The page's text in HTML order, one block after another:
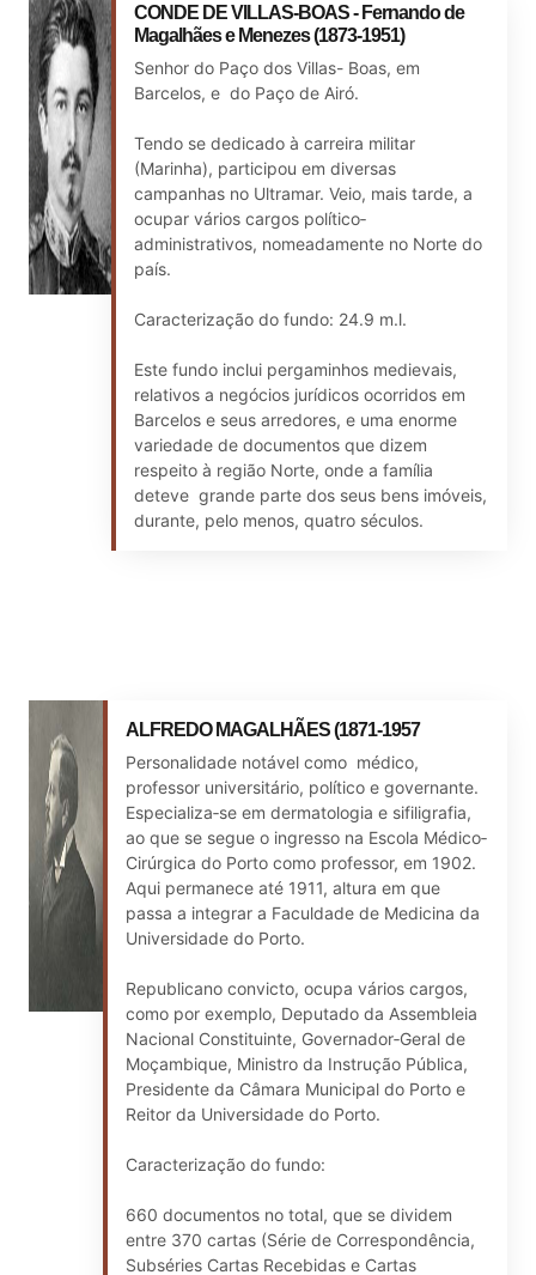
CONDE DE VILLAS-BOAS - Fernando de
Magalhães e Menezes (1873-1951)
Senhor do Paço dos Villas- Boas, em
Barcelos, e do Paço de Airó.
Tendo se dedicado à carreira militar
(Marinha), participou em diversas
campanhas no Ultramar. Veio, mais tarde, a
ocupar vários cargos político‐
administrativos, nomeadamente no Norte do
país.
Caracterização do fundo: 24.9 m.l.
Este fundo inclui pergaminhos medievais,
relativos a negócios jurídicos ocorridos em
Barcelos e seus arredores, e uma enorme
variedade de documentos que dizem
respeito à região Norte, onde a família
deteve grande parte dos seus bens imóveis,
durante, pelo menos, quatro séculos.
ALFREDO MAGALHÃES (1871-1957
Personalidade notável como médico,
professor universitário, político e governante.
Especializa‐se em dermatologia e sifiligrafia,
ao que se segue o ingresso na Escola Médico‐
Cirúrgica do Porto como professor, em 1902.
Aqui permanece até 1911, altura em que
passa a integrar a Faculdade de Medicina da
Universidade do Porto.
Republicano convicto, ocupa vários cargos,
como por exemplo, Deputado da Assembleia
Nacional Constituinte, Governador‐Geral de
Moçambique, Ministro da Instrução Pública,
Presidente da Câmara Municipal do Porto e
Reitor da Universidade do Porto.
Caracterização do fundo:
660 documentos no total, que se dividem
entre 370 cartas (Série de Correspondência,
Subséries Cartas Recebidas e Cartas